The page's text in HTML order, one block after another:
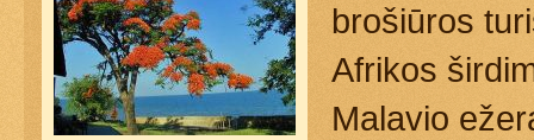
brošiūros
Afrikos
Malavio